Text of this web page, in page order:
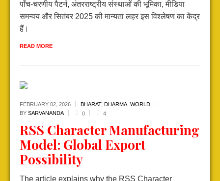
पाँच-चरणीय पैटर्न, अंतरराष्ट्रीय संस्थाओं की भूमिका, मीडिया
समन्वय और सितंबर 2025 की मान्यता लहर इस विश्लेषण का केंद्र
हैं।
READ MORE
FEBRUARY 02, 2026 BHARAT, DHARMA WORLD
BY SARVANANDA 0 4
RSS Character Manufacturing
Model: Global Export
Possibility
The article explains why the RSS Character